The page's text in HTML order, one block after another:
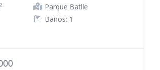
Parque Batlle
Baños: 1